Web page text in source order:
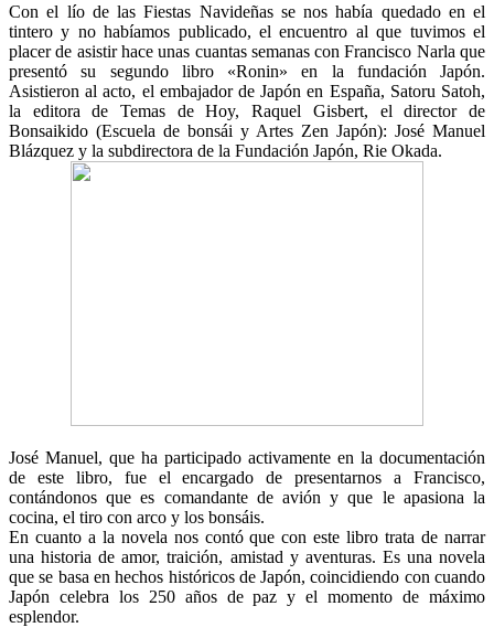
Con el lío de las Fiestas Navideñas se nos había quedado en el
tintero y no habíamos publicado, el encuentro al que tuvimos el
placer de asistir hace unas cuantas semanas con Francisco Narla que
presentó su segundo libro «Ronin» en la fundación Japón.
Asistieron al acto, el embajador de Japón en España, Satoru Satoh,
la editora de Temas de Hoy, Raquel Gisbert, el director de
Bonsaikido (Escuela de bonsái y Artes Zen Japón): José Manuel
Blázquez y la subdirectora de la Fundación Japón, Rie Okada.
José Manuel, que ha participado activamente en la documentación
de este libro, fue el encargado de presentarnos a Francisco,
contándonos que es comandante de avión y que le apasiona la
cocina, el tiro con arco y los bonsáis.
En cuanto a la novela nos contó que con este libro trata de narrar
una historia de amor, traición, amistad y aventuras. Es una novela
que se basa en hechos históricos de Japón, coincidiendo con cuando
Japón celebra los 250 años de paz y el momento de máximo
esplendor.